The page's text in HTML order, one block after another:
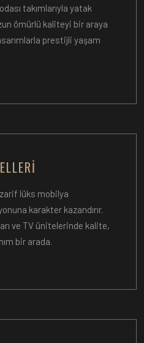
takımlarıyla yatak
ömürlü kaliteyi bir araya
prestijli yaşam
lüks mobilya
karakter kazandırır.
ve TV ünitelerinde kalite,
bir arada.